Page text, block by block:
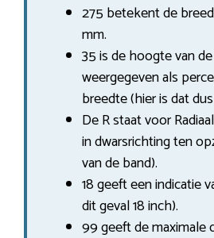
275 betekent de
mm.
35 is de hoogte van
weergegeven als
breedte (hier is dat
De R staat voor
in dwarsrichting ten
van de band).
18 geeft een indicatie
dit geval 18 inch).
99 geeft de maximale